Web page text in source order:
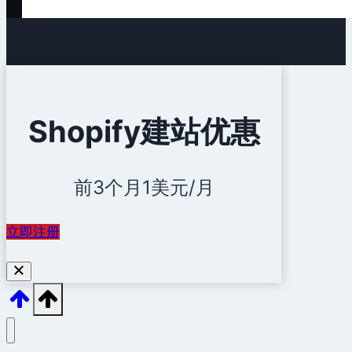
Shopify建站优惠
前3个月1美元/月
立即注册